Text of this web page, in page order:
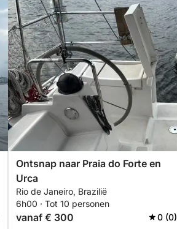
Ontsnap naar Praia do Forte en
Urca
Rio de Janeiro, Brazilië
6h00 · Tot 10 personen
vanaf € 300 0 (0)